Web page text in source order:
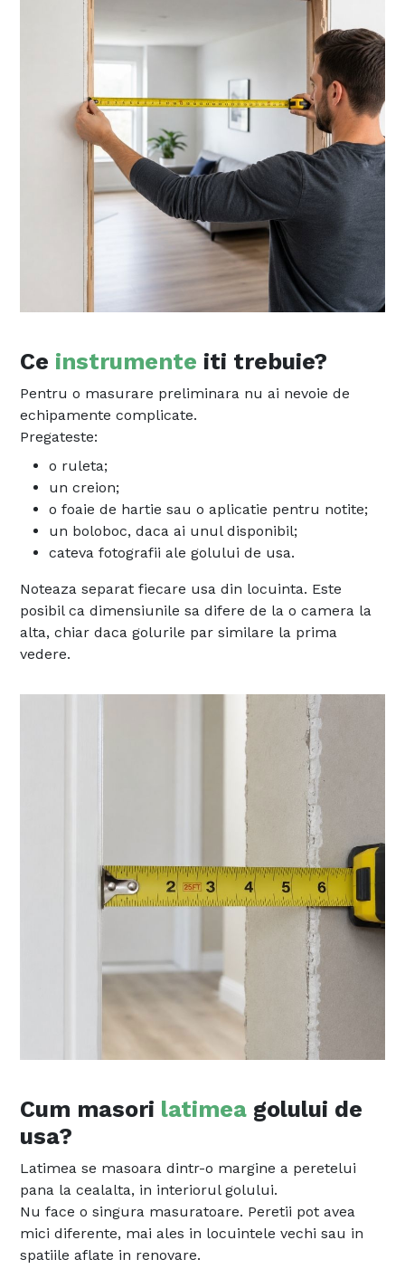
Ce instrumente iti trebuie?
Pentru o masurare preliminara nu ai nevoie de
echipamente complicate.
Pregateste:
o ruleta;
un creion;
o foaie de hartie sau o aplicatie pentru notite;
un boloboc, daca ai unul disponibil;
cateva fotografii ale golului de usa.
Noteaza separat fiecare usa din locuinta. Este
posibil ca dimensiunile sa difere de la o camera la
alta, chiar daca golurile par similare la prima
vedere.
Cum masori latimea golului de
usa?
Latimea se masoara dintr-o margine a peretelui
pana la cealalta, in interiorul golului.
Nu face o singura masuratoare. Peretii pot avea
mici diferente, mai ales in locuintele vechi sau in
spatiile aflate in renovare.